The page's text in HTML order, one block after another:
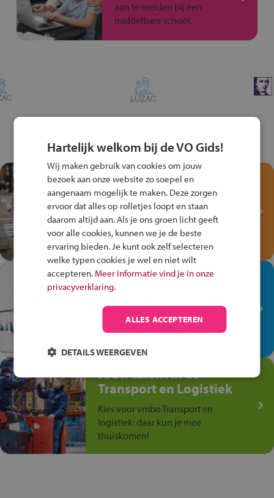
aan te melden bij een
middelbare school.
Test je kennis met het
Fiets Veilig
Verkeersspel!
Speel het Fiets Veilig Verkeersspel
en win een Cortina-fiets!
In de winkel ben je op je
plek!
Ontdek via het vmbo jouw talent
op de winkelvloer, waar elke dag
Jouw talent in de
Transport en Logistiek
Kies voor vmbo Transport en
logistiek: daar kun je mee
thuiskomen!
Hartelijk welkom bij de VO Gids!
Wij maken gebruik van cookies om jouw
bezoek aan onze website zo soepel en
aangenaam mogelijk te maken. Deze zorgen
ervoor dat alles op rolletjes loopt en staan
daarom altijd aan. Als je ons groen licht geeft
voor alle cookies, kunnen we je de beste
ervaring bieden. Je kunt ook zelf selecteren
welke typen cookies je wel en niet wilt
accepteren. Meer informatie vind je in onze
privacyverklaring.
ALLES ACCEPTEREN
DETAILS WEERGEVEN